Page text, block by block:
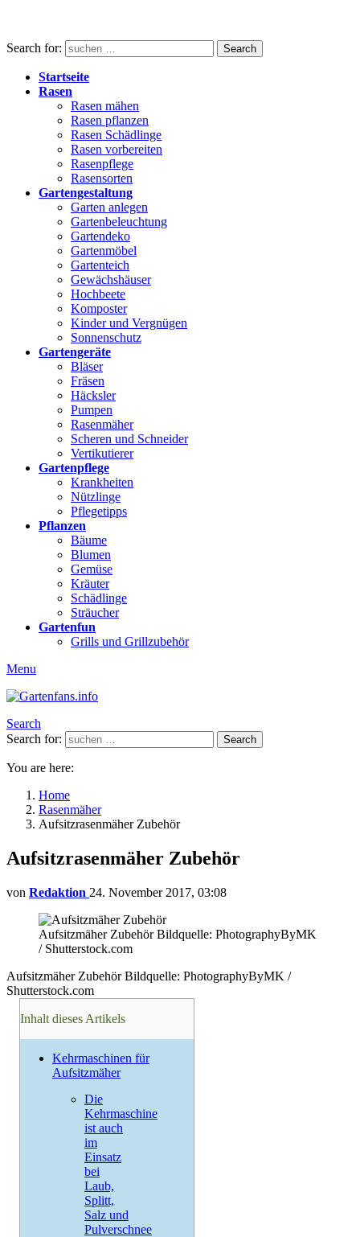
Search for: Search
Startseite
Rasen
Rasen mähen
Rasen pflanzen
Rasen Schädlinge
Rasen vorbereiten
Rasenpflege
Rasensorten
Gartengestaltung
Garten anlegen
Gartenbeleuchtung
Gartendeko
Gartenmöbel
Gartenteich
Gewächshäuser
Hochbeete
Komposter
Kinder und Vergnügen
Sonnenschutz
Gartengeräte
Bläser
Fräsen
Häcksler
Pumpen
Rasenmäher
Scheren und Schneider
Vertikutierer
Gartenpflege
Krankheiten
Nützlinge
Pflegetipps
Pflanzen
Bäume
Blumen
Gemüse
Kräuter
Schädlinge
Sträucher
Gartenfun
Grills und Grillzubehör
Menu
Search
Search for:
Search
You are here:
Home
Rasenmäher
Aufsitzrasenmäher Zubehör
Aufsitzrasenmäher Zubehör
von Redaktion 24. November 2017, 03:08
Aufsitzmäher Zubehör Bildquelle: PhotographyByMK
/ Shutterstock.com
Aufsitzmäher Zubehör Bildquelle: PhotographyByMK /
Shutterstock.com
Inhalt dieses Artikels
Kehrmaschinen für
Aufsitzmäher
Die
Kehrmaschine
ist auch
im
Einsatz
bei
Laub,
Splitt,
Salz und
Pulverschnee